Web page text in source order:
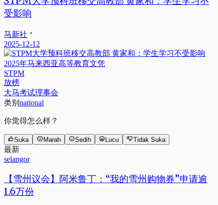
受影响
马新社
2025-12-12
2025年马来西亚高等教育文凭
STPM
放榜
大马考试理事会
类别 national
你觉得怎么样？
Suka Marah Sedih Lucu Tidak Suka
最新
selangor
【雪州议会】阿米鲁丁：“我的雪州购物券”申请逾
1.6万份